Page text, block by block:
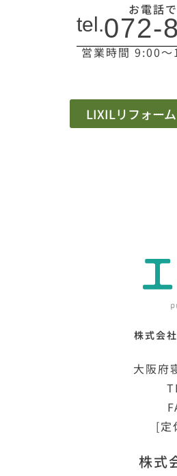
お電話
tel.072-
営業時間 9:00
LIXILリフォー
株式会
大阪府
[定
株式